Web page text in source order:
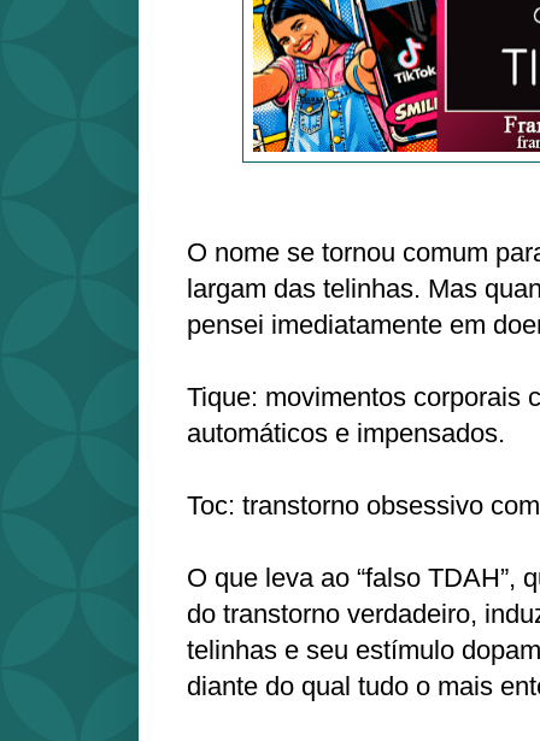
O nome se tornou comum
largam das telinhas. Mas
pensei imediatamente em
Tique: movimentos corporais
automáticos e impensados.
Toc: transtorno obsessivo
O que leva ao “falso TDAH”,
do transtorno verdadeiro,
telinhas e seu estímulo
diante do qual tudo o mais